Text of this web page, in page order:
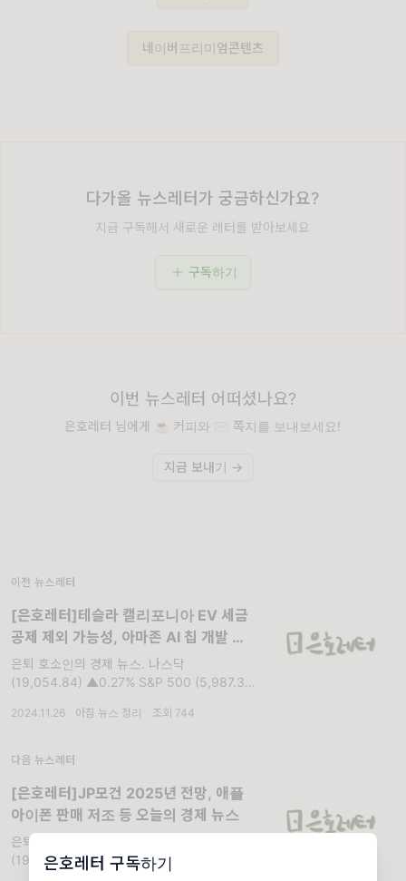
은호레터 구독하기
네이버프리미엄콘텐츠
다가올 뉴스레터가 궁금하신가요?
지금 구독해서 새로운 레터를 받아보세요
구독하기
이번 뉴스레터 어떠셨나요?
은호레터 님에게 ☕️ 커피와 ✉️ 쪽지를 보내보세요!
지금 보내기 →
이전 뉴스레터
[은호레터]테슬라 캘리포니아 EV 세금
공제 제외 가능성, 아마존 AI 칩 개발 등
오늘의 경제 뉴스
은퇴 호소인의 경제 뉴스. 나스닥
(19,054.84) ▲0.27% S&P 500 (5,987.37)
2024.11.26 아침 뉴스 정리 조회 744
다음 뉴스레터
[은호레터]JP모건 2025년 전망, 애플
아이폰 판매 저조 등 오늘의 경제 뉴스
은퇴 호소인의 경제 뉴스. 나스닥
(19,060.48) ▼0.6% S&P 500 (5,998.74)